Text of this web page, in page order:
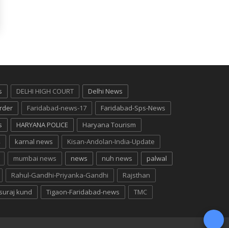
DELHI HIGH COURT
Delhi News
Faridabad-news-17
Faridabad-Sps-News
HARYANA POLICE
Haryana Tourism
karnal news
Kisan-Andolan-India-Update
mumbai news news nuh news
palwal
Rahul-Gandhi-Priyanka-Gandhi
Rajsthan
suraj kund Tigaon-Faridabad-news
TMC